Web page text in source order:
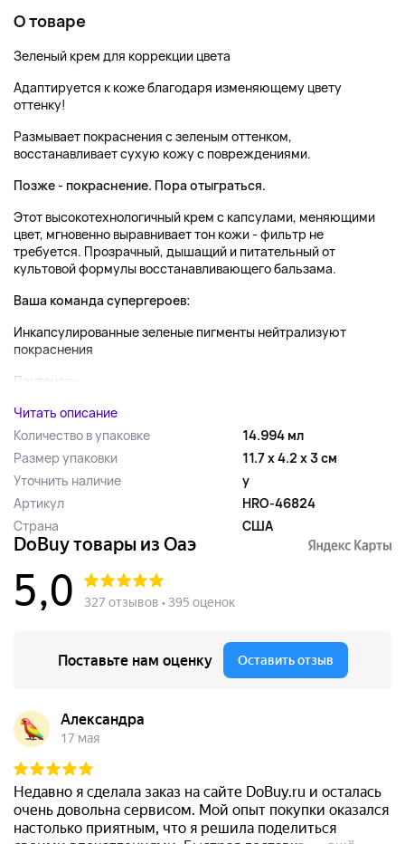
О товаре
Зеленый крем для коррекции цвета
Адаптируется к коже благодаря изменяющему цвету
оттенку!
Размывает покраснения с зеленым оттенком,
восстанавливает сухую кожу с повреждениями.
Позже - покраснение. Пора отыграться.
Этот высокотехнологичный крем с капсулами, меняющими
цвет, мгновенно выравнивает тон кожи - фильтр не
требуется. Прозрачный, дышащий и питательный от
культовой формулы восстанавливающего бальзама.
Ваша команда супергероев:
Инкапсулированные зеленые пигменты нейтрализуют
покраснения
Пантенол -...
Читать описание
Количество в упаковке
14.994 мл
Размер упаковки
11.7 x 4.2 x 3 см
Уточнить наличие
y
Артикул
HRO-46824
Страна
США